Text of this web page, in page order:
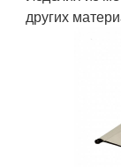
других